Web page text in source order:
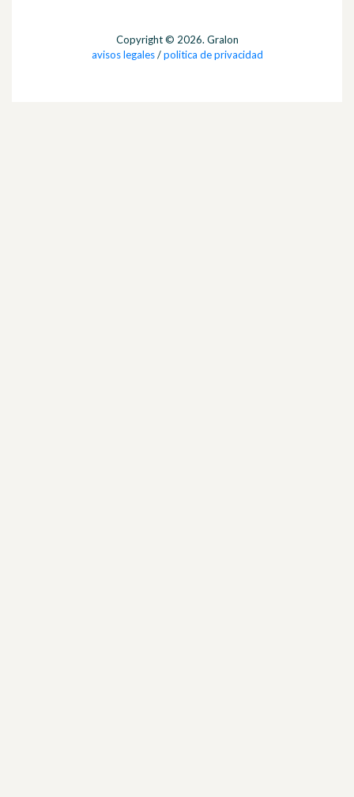
Copyright © 2026. Gralon
avisos legales/politica de privacidad